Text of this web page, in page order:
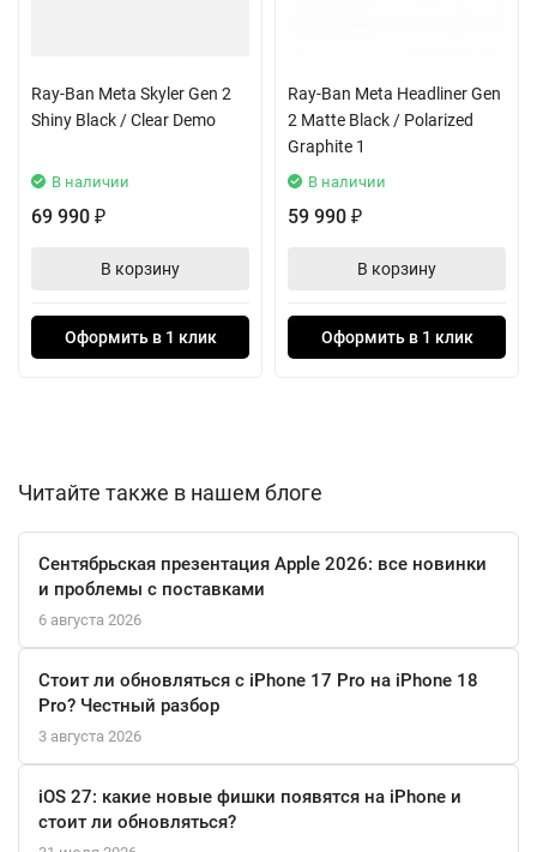
Дизайн в матовом чёрном цвете с коричневыми линзами
подчёркивает статусность и универсальность аксессуара.
Очки отличаются эргономичной посадкой и малым весом, что
делает их комфортными для продолжительного ношения.
уверенность в надёжности вашей высокотехнологичной
покупки. Ray-Ban Headliner — это не просто аксессуар, а умное
расширение ваших возможностей, выполненное в безупречной
Ray-Ban Meta Skyler Gen 2
Shiny Black / Clear Demo
В наличии
69 990 ₽
В корзину
Оформить в 1 клик
Ray-Ban Meta Headliner Gen
2 Matte Black / Polarized
Graphite 1
В наличии
59 990 ₽
В корзину
Оформить в 1 клик
Читайте также в нашем блоге
Сентябрьская презентация Apple 2026: все новинки
и проблемы с поставками
6 августа 2026
Стоит ли обновляться с iPhone 17 Pro на iPhone 18
Pro? Честный разбор
3 августа 2026
iOS 27: какие новые фишки появятся на iPhone и
стоит ли обновляться?